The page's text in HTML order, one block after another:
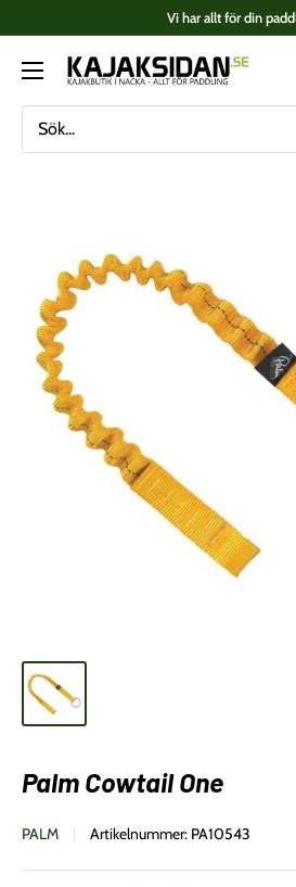
innehåll
Vi har allt för din
Kajaksidan
Palm Cowtail One
PALM Artikelnummer: PA10543